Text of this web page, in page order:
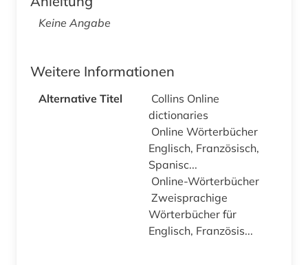
Keine Angabe
Weitere Informationen
Alternative Titel
Collins Online
dictionaries
Online Wörterbücher
Englisch, Französisch,
Spanisc...
Online-Wörterbücher
Zweisprachige
Wörterbücher für
Englisch, Französis...